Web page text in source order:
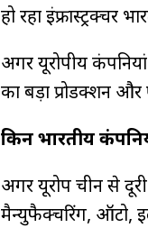
हो रहा इंफ्रास्ट्रक्चर
अगर यूरोपीय
का बड़ा प्रोडक्शन
किन भारतीय
अगर यूरोप चीन से
मैन्युफैक्चरिंग, ऑटो,